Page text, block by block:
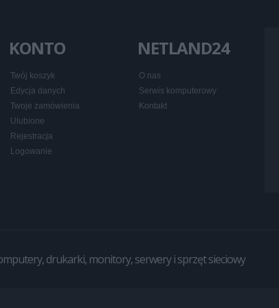
KONTO
Twój koszyk
Edycja danych
Twoje zamówienia
Ulubione
Rejestracja
Logowanie
NETLAND24
O nas
Serwis komputerowy
Kontakt
drukarki, monitory, serwery i sprzęt sieciowy